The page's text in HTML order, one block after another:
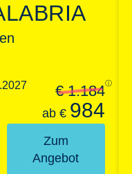
ⓘ
€ 1.184
ab € 984
Zum
Angebot